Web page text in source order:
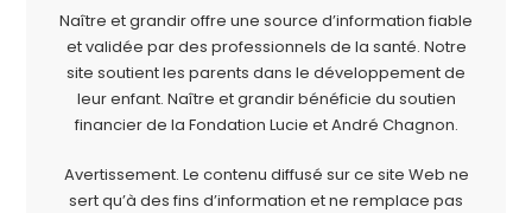
Naître et grandir offre une source d’information fiable
et validée par des professionnels de la santé. Notre
site soutient les parents dans le développement de
leur enfant. Naître et grandir bénéficie du soutien
financier de la Fondation Lucie et André Chagnon.
Avertissement. Le contenu diffusé sur ce site Web ne
sert qu’à des fins d’information et ne remplace pas